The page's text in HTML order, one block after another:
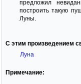
предложил
построить такую
Луны.
С этим произведением
Луна
Примечание: